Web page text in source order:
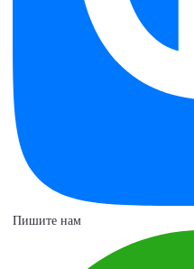
Пишите нам